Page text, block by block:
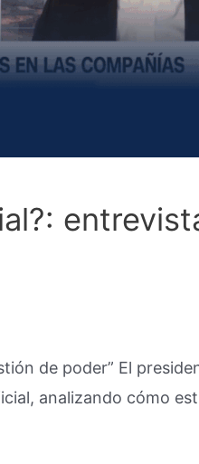
de poder” El
analizando cómo